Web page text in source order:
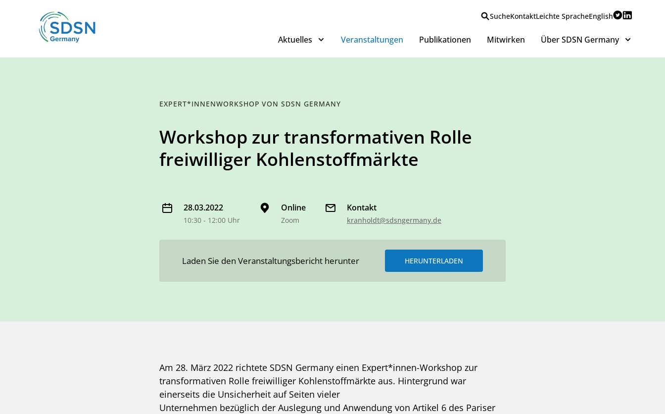
SucheKontaktLeichte SpracheEnglish
Aktuelles Veranstaltungen Publikationen Mitwirken Über SDSN Germany
EXPERT*INNENWORKSHOP VON SDSN GERMANY
Workshop zur transformativen Rolle
freiwilliger Kohlenstoffmärkte
28.03.2022
10:30 - 12:00 Uhr
Online
Zoom
Kontakt
kranholdt@sdsngermany.de
Laden Sie den Veranstaltungsbericht herunter HERUNTERLADEN
Am 28. März 2022 richtete SDSN Germany einen Expert*innen-Workshop zur
transformativen Rolle freiwilliger Kohlenstoffmärkte aus. Hintergrund war
einerseits die Unsicherheit auf Seiten vieler
Unternehmen bezüglich der Auslegung und Anwendung von Artikel 6 des Pariser